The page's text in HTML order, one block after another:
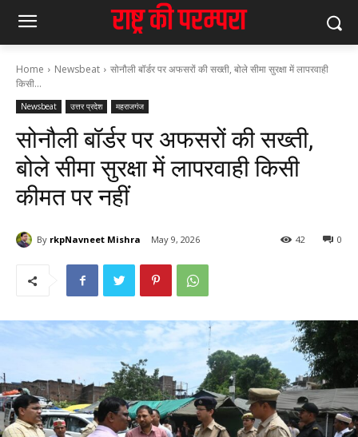
Home Newsbeat
सोनौली बॉर्डर पर अफसरों की सख्ती, बोले सीमा सुरक्षा में लापरवाही
किसी...
Newsbeat उत्तर प्रदेश महराजगंज
सोनौली बॉर्डर पर अफसरों की सख्ती,
बोले सीमा सुरक्षा में लापरवाही किसी
कीमत पर नहीं
By rkpNavneet Mishra May 9, 2026 0
42